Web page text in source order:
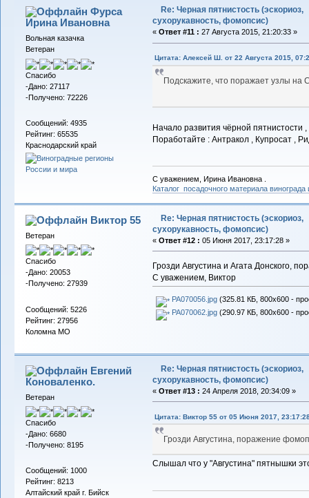
Фурса
Ирина Ивановна
Вольная казачка
Ветеран
Спасибо
-Дано: 27117
-Получено: 72226
Сообщений: 4935
Рейтинг: 65535
Краснодарский край
Re: Черная пятнистость (эскориоз,
сухорукавность, фомопсис)
« Ответ #11 : 27 Августа 2015, 21:20:33 »
Цитата: Алексей Ш. от 22 Августа 2015,
Подскажите, что поражает узлы на
Начало развития чёрной пятнистости
Поработайте : Антракол , Купросат ,
С уважением, Ирина Ивановна .
Каталог посадочного материала
Виктор 55
Ветеран
Спасибо
-Дано: 20053
-Получено: 27939
Сообщений: 5226
Рейтинг: 27956
Коломна МО
Re: Черная пятнистость (эскориоз,
сухорукавность, фомопсис)
« Ответ #12 : 05 Июня 2017, 23:17:28 »
Грозди Августина и Агата Донского,
С уважением, Виктор
PA070056.jpg(325.81 КБ, 800x600 -
PA070062.jpg(290.97 КБ, 800x600 -
Евгений
Коноваленко.
Ветеран
Спасибо
-Дано: 6680
-Получено: 8195
Сообщений: 1000
Рейтинг: 8213
Алтайский край г. Бийск
Re: Черная пятнистость (эскориоз,
сухорукавность, фомопсис)
« Ответ #13 : 24 Апреля 2018, 20:34:09 »
Цитата: Виктор 55 от 05 Июня 2017,
Грозди Августина, поражение
Слышал что у "Августина" пятнышки